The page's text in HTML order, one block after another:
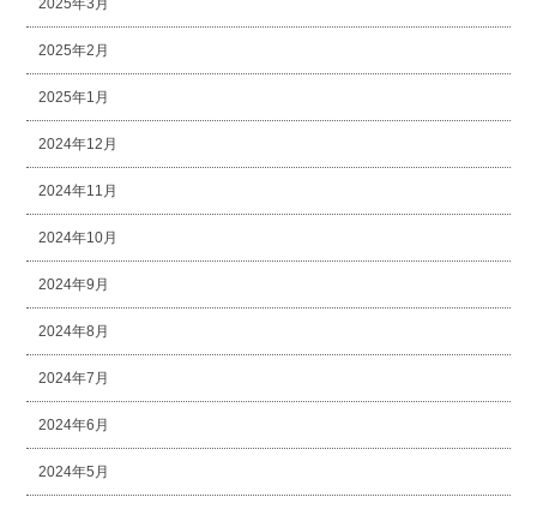
2025年3月
2025年2月
2025年1月
2024年12月
2024年11月
2024年10月
2024年9月
2024年8月
2024年7月
2024年6月
2024年5月